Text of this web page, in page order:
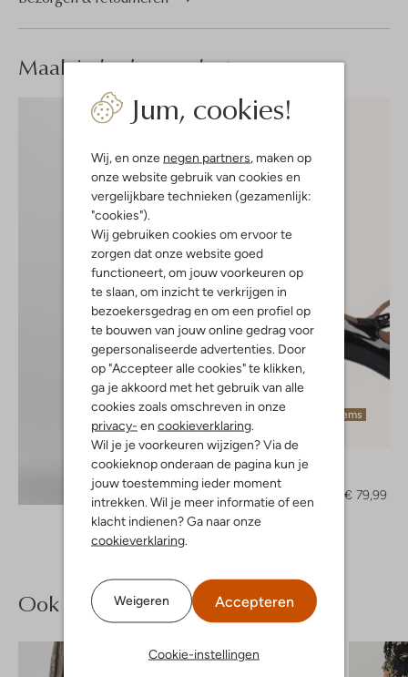
Jum, cookies!
Wij, en onze negen partners , maken op
onze website gebruik van cookies en
vergelijkbare technieken (gezamenlijk:
"cookies").
Wij gebruiken cookies om ervoor te
zorgen dat onze website goed
functioneert, om jouw voorkeuren op
te slaan, om inzicht te verkrijgen in
bezoekersgedrag en om een profiel op
te bouwen van jouw online gedrag voor
gepersonaliseerde advertenties. Door
op "Accepteer alle cookies" te klikken,
ga je akkoord met het gebruik van alle
cookies zoals omschreven in onze
privacy- en cookieverklaring
Wil je je voorkeuren wijzigen? Via de
cookieknop onderaan de pagina kun je
jouw toestemming ieder moment
intrekken. Wil je meer informatie of een
klacht indienen? Ga naar onze
cookieverklaring
Weigeren Accepteren
Cookie-instellingen
Maak jelook compleet
Ontdek de look
Laatste items
Bibi Lou
€ 79,99
Ook iets voor jou?